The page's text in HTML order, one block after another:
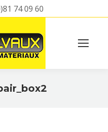
74 09 60